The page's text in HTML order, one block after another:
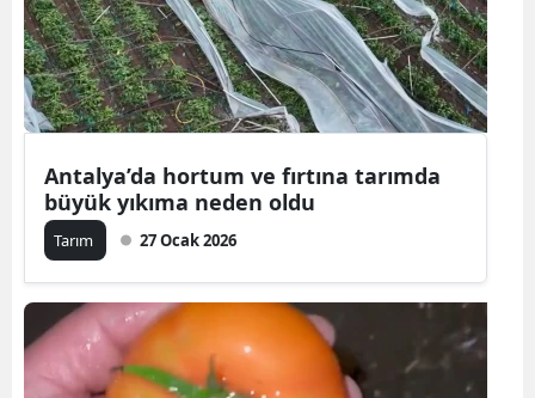
Antalya’da hortum ve fırtına tarımda
büyük yıkıma neden oldu
Tarım 27 Ocak 2026